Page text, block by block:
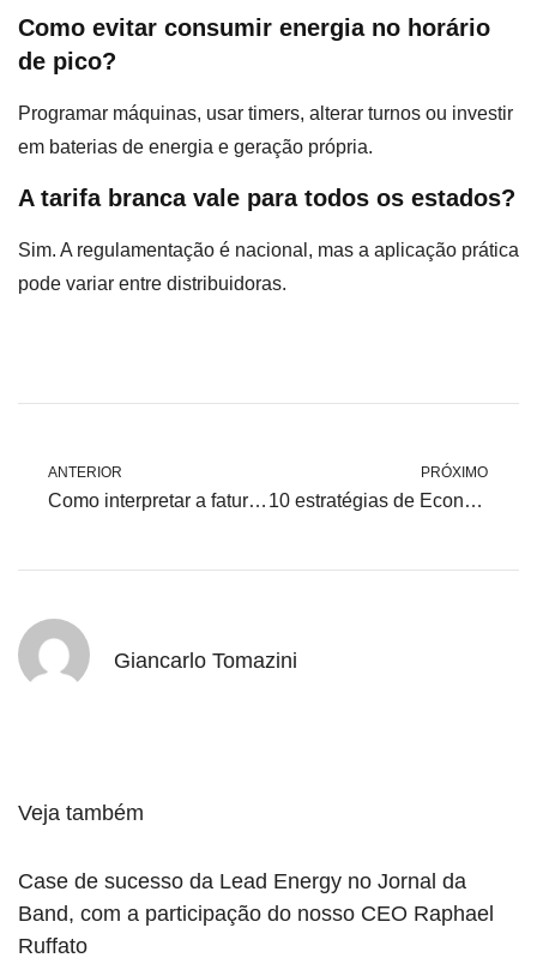
Como evitar consumir energia no horário
de pico?
Programar máquinas, usar timers, alterar turnos ou investir
em baterias de energia e geração própria.
A tarifa branca vale para todos os estados?
Sim. A regulamentação é nacional, mas a aplicação prática
pode variar entre distribuidoras.
ANTERIOR
Como interpretar a fatura de energia da sua empresa e encontrar oportunidades de economia?
PRÓXIMO
10 estratégias de Economia de energia para reduzir sua conta de luz
Giancarlo Tomazini
Veja também
Case de sucesso da Lead Energy no Jornal da
Band, com a participação do nosso CEO Raphael
Ruffato